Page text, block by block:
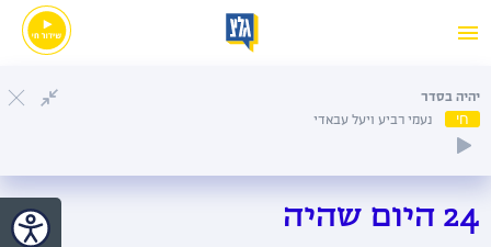
יהיה בסדר
חי נעמי רביע ויעל עבאדי
24 היום שהיה